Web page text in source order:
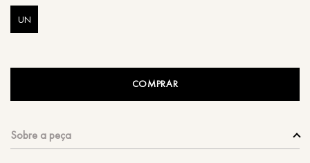
UN
COMPRAR